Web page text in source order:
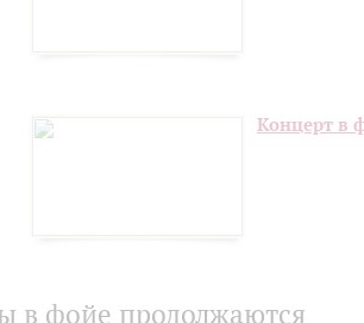
Концерт в
в фойе продолжаются